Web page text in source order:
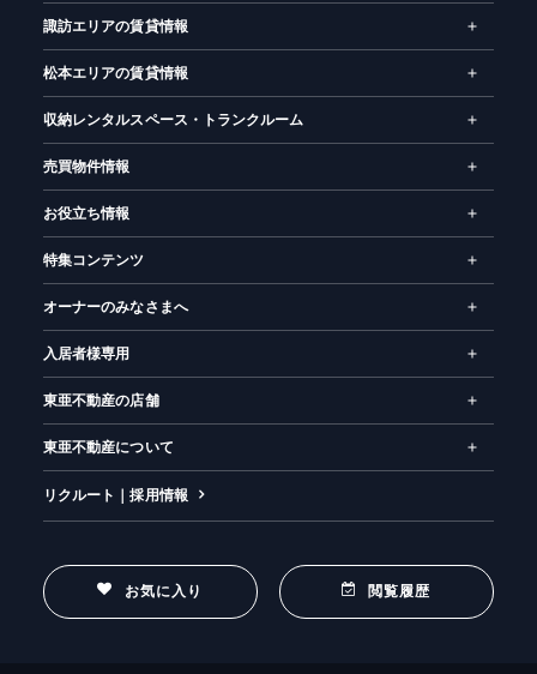
諏訪エリアの賃貸情報
松本エリアの賃貸情報
収納レンタルスペース・トランクルーム
売買物件情報
お役立ち情報
特集コンテンツ
オーナーのみなさまへ
入居者様専用
東亜不動産の店舗
東亜不動産について
リクルート｜採用情報
お気に入り 閲覧履歴